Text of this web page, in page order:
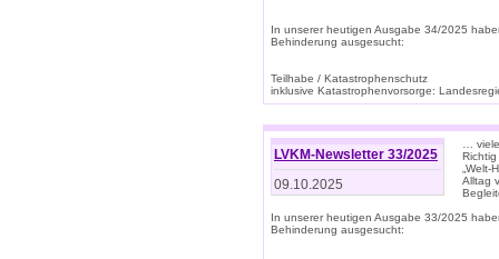
In unserer heutigen Ausgabe 34/2025
Behinderung ausgesucht:
Teilhabe / Katastrophenschutz
inklusive Katastrophenvorsorge:
LVKM-Newsletter 33/2025
09.10.2025
…
Alltag
In unserer heutigen Ausgabe 33/2025
Behinderung ausgesucht: